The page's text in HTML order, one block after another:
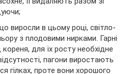
виросли в цьому році, світло-
з плодовими нирками. Гарні
для їх росту необхідне
пагони виростають
гілках, проте вони хорошого